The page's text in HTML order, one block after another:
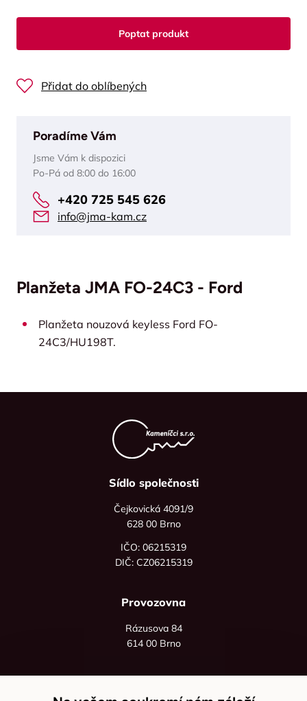
Poptat produkt
Přidat do oblíbených
Poradíme Vám
Jsme Vám k dispozici
Po-Pá od 8:00 do 16:00
+420 725 545 626
info@jma-kam.cz
Planžeta JMA FO-24C3 - Ford
Planžeta nouzová keyless Ford FO-
24C3/HU198T.
Sídlo společnosti
Čejkovická 4091/9
628 00 Brno
IČO: 06215319
DIČ: CZ06215319
Provozovna
Rázusova 84
614 00 Brno
+420 736 535 066